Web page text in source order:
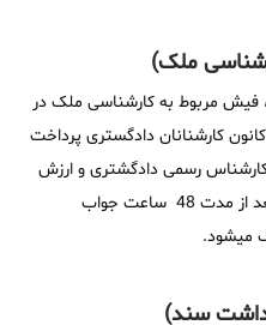
، فیش مربوط به کارشناسی ملک در
کارشنانان دادگستری پرداخت
رسمی دادگشتری و ارزش
گذاری ملک شروع میشود و معمولا بعد از مدت 48 ساعت جواب
میشود.